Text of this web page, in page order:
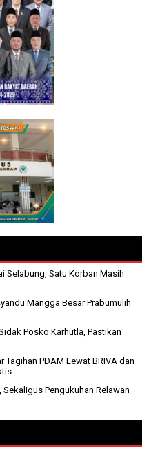
Selabung, Satu Korban Masih
Mangga Besar Prabumulih
Posko Karhutla, Pastikan
Tagihan PDAM Lewat BRIVA dan
Sekaligus Pengukuhan Relawan